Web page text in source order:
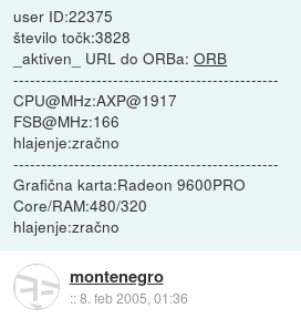
user ID:22375
število točk:3828
_aktiven_ URL do ORBa:ORB
------------------------------------------------
CPU@MHz:AXP@1917
FSB@MHz:166
hlajenje:zračno
------------------------------------------------
Grafična karta:Radeon 9600PRO
Core/RAM:480/320
hlajenje:zračno
montenegro
::8. feb 2005, 01:36